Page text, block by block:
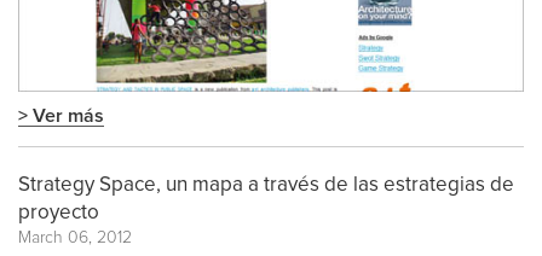
> Ver más
Strategy Space, un mapa a través de las estrategias de
proyecto
March 06, 2012